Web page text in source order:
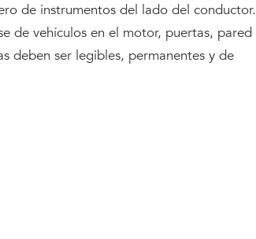
de instrumentos del lado del conductor.
de vehículos en el motor, puertas, pared
deben ser legibles, permanentes y de